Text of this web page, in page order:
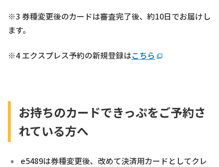
※3 券種変更後のカードは審査完了後、約10日でお届けし
ます。
※4 エクスプレス予約の新規登録はこちら
お持ちのカードできっぷをご予約さ
れている方へ
e5489は券種変更後、改めて決済用カードとしてクレ